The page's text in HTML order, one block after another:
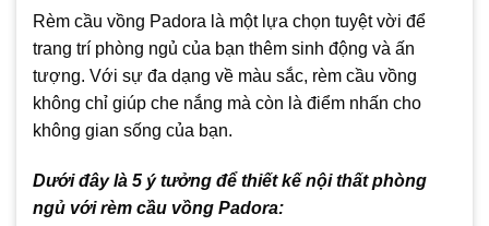
Rèm cầu vồng Padora là một lựa chọn tuyệt vời để
trang trí phòng ngủ của bạn thêm sinh động và ấn
tượng. Với sự đa dạng về màu sắc, rèm cầu vồng
không chỉ giúp che nắng mà còn là điểm nhấn cho
không gian sống của bạn.
Dưới đây là 5 ý tưởng để thiết kế nội thất phòng
ngủ với rèm cầu vồng Padora: